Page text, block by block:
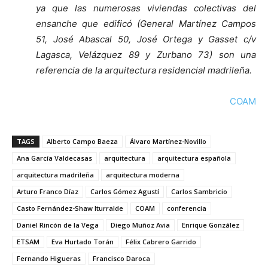
ya que las numerosas viviendas colectivas del
ensanche que edificó (General Martínez Campos
51, José Abascal 50, José Ortega y Gasset c/v
Lagasca, Velázquez 89 y Zurbano 73) son una
referencia de la arquitectura residencial madrileña.
COAM
TAGS Alberto Campo Baeza
Álvaro Martínez-Novillo
Ana García Valdecasas
arquitectura
arquitectura española
arquitectura madrileña
arquitectura moderna
Arturo Franco Díaz
Carlos Gómez Agustí
Carlos Sambricio
Casto Fernández-Shaw Iturralde
COAM
conferencia
Daniel Rincón de la Vega
Diego Muñoz Avia
Enrique González
ETSAM
Eva Hurtado Torán
Félix Cabrero Garrido
Fernando Higueras
Francisco Daroca